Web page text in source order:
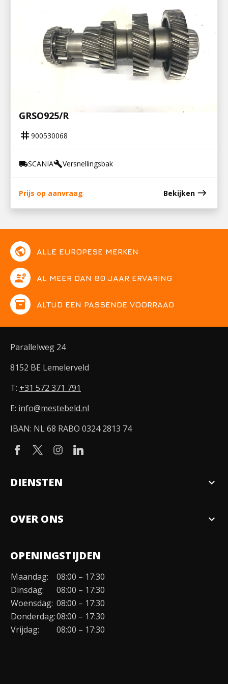
900530068
NEVENAS GRS895/R, GRS/GRSO905/R,
GRSO925/R
tag 900530068
local_shippingSCANIAbuildVersnellingsbak
Prijs op aanvraag Bekijken east
public ALLE EUROPESE MERKEN
engineering AL MEER DAN 80 JAAR ERVARING
inventory ALTIJD EEN PASSENDE VOORRAAD
Parallelweg 24
8152 BE Lemelerveld
T: +31 572 371 791
E: info@mestebeld.nl
IBAN: NL 68 RABO 0324 2813 74
DIENSTEN expand_more
OVER ONS expand_more
Organisatie
Duurzaamheid
Werken bij
Contact
OPENINGSTIJDEN
Maandag:
08:00 – 17:30
Dinsdag:
08:00 – 17:30
Woensdag: 08:00 – 17:30
Donderdag:08:00 – 17:30
Vrijdag:
08:00 – 17:30